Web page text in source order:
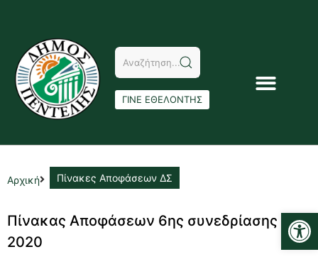
ΓΙΝΕ ΕΘΕΛΟΝΤΗΣ
Αρχική Πίνακες Αποφάσεων ΔΣ
Πίνακας Αποφάσεων 6ης συνεδρίασης Δ.Σ.
2020